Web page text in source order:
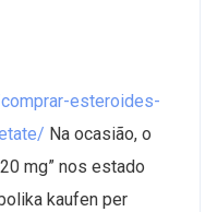
esteroides-
Na ocasião, o
mg” nos estado
kaufen per